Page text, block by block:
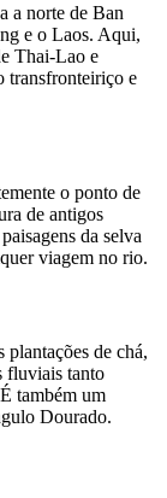
a norte de Ban
e o Laos. Aqui,
Thai-Lao e
transfronteiriço e
o ponto de
de antigos
da selva
viagem no rio.
de chá,
fluviais tanto
também um
Dourado.